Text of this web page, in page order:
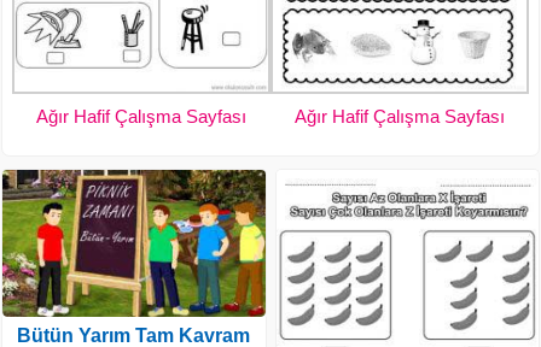
Ağır Hafif Çalışma Sayfası Ağır Hafif Çalışma Sayfası
Bütün Yarım Tam Kavram